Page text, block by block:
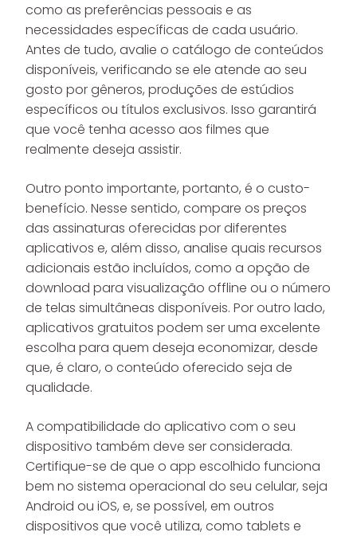
como as preferências pessoais e as
necessidades específicas de cada usuário.
Antes de tudo, avalie o catálogo de conteúdos
disponíveis, verificando se ele atende ao seu
gosto por gêneros, produções de estúdios
específicos ou títulos exclusivos. Isso garantirá
que você tenha acesso aos filmes que
realmente deseja assistir.
Outro ponto importante, portanto, é o custo-
benefício. Nesse sentido, compare os preços
das assinaturas oferecidas por diferentes
aplicativos e, além disso, analise quais recursos
adicionais estão incluídos, como a opção de
download para visualização offline ou o número
de telas simultâneas disponíveis. Por outro lado,
aplicativos gratuitos podem ser uma excelente
escolha para quem deseja economizar, desde
que, é claro, o conteúdo oferecido seja de
qualidade.
A compatibilidade do aplicativo com o seu
dispositivo também deve ser considerada.
Certifique-se de que o app escolhido funciona
bem no sistema operacional do seu celular, seja
Android ou iOS, e, se possível, em outros
dispositivos que você utiliza, como tablets e